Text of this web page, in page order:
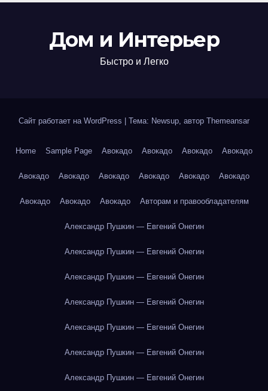
Дом и Интерьер
Быстро и Легко
Сайт работает на WordPress | Тема: Newsup, автор Themeansar
Home Sample Page Авокадо Авокадо Авокадо Авокадо
Авокадо Авокадо Авокадо Авокадо Авокадо Авокадо
Авокадо Авокадо Авокадо Авторам и правообладателям
Александр Пушкин — Евгений Онегин
Александр Пушкин — Евгений Онегин
Александр Пушкин — Евгений Онегин
Александр Пушкин — Евгений Онегин
Александр Пушкин — Евгений Онегин
Александр Пушкин — Евгений Онегин
Александр Пушкин — Евгений Онегин